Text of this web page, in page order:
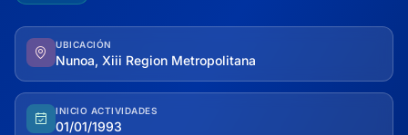
UBICACIÓN
Nunoa, Xiii Region Metropolitana
INICIO ACTIVIDADES
01/01/1993